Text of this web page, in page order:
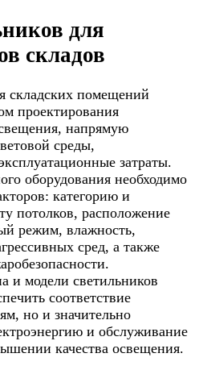
для
складов
складских помещений
проектирования
напрямую
среды,
затраты.
оборудования необходимо
категорию и
потолков, расположение
режим, влажность,
сред, а также
и модели светильников
соответствие
но и значительно
и обслуживание
качества освещения.